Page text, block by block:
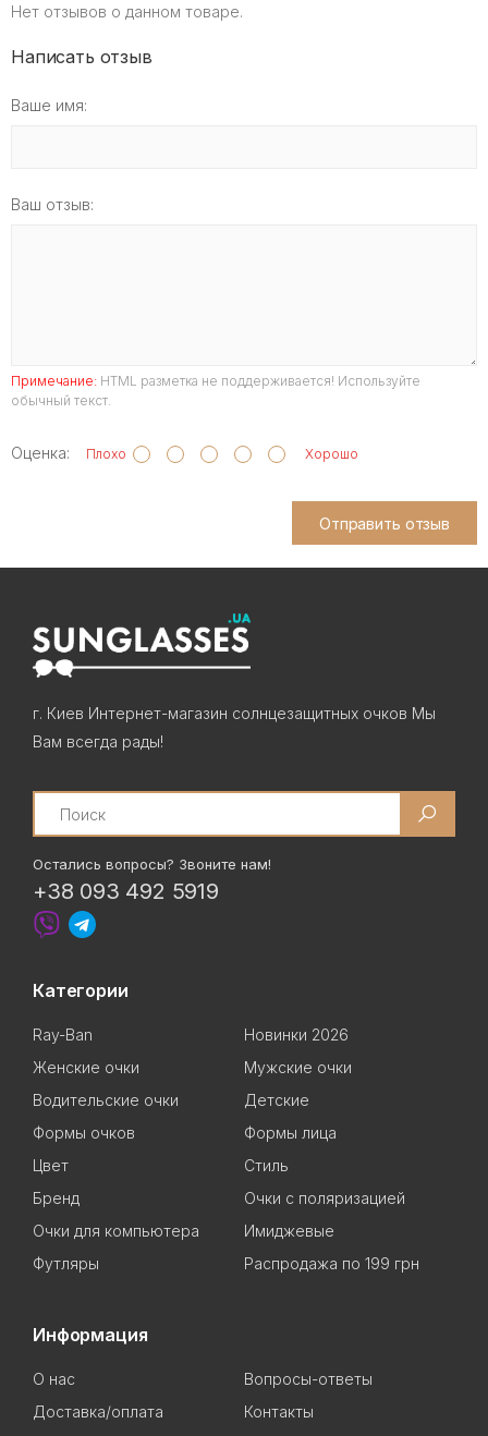
Нет отзывов о данном товаре.
Написать отзыв
Ваше имя:
Ваш отзыв:
Примечание: HTML разметка не поддерживается! Используйте
обычный текст.
Оценка: Плохо Хорошо
Отправить отзыв
г. Киев Интернет-магазин солнцезащитных очков Мы
Вам всегда рады!
Search
Остались вопросы? Звоните нам!
+38 093 492 5919
Категории
Ray-Ban
Новинки 2026
Женские очки
Мужские очки
Водительские очки
Детские
Формы очков
Формы лица
Цвет
Стиль
Бренд
Очки с поляризацией
Очки для компьютера
Имиджевые
Футляры
Распродажа по 199 грн
Информация
О нас
Вопросы-ответы
Доставка/оплата
Контакты